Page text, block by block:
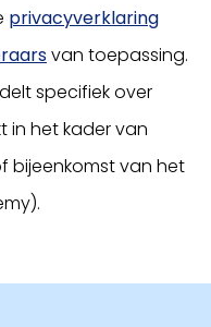
privacyverklaring
van toepassing.
specifiek over
in het kader van
bijeenkomst van het